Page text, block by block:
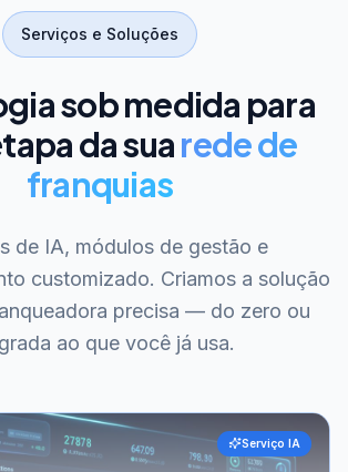
Serviços e Soluções
sob medida para
da suarede de
franquias
de IA, módulos de gestão e
customizado. Criamos a solução
precisa — do zero ou
ao que você já usa.
Serviço IA